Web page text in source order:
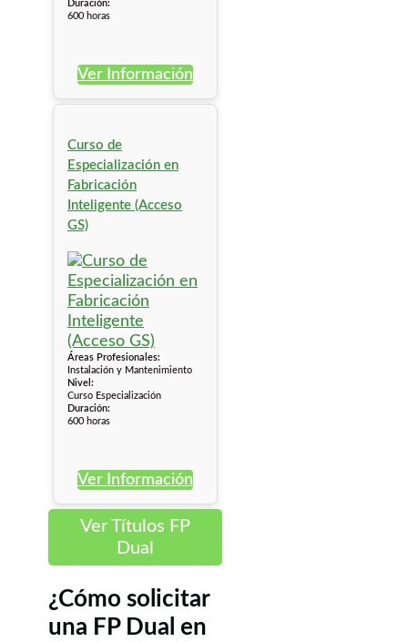
Duración:
600 horas
Ver Información
Curso de
Especialización en
Fabricación
Inteligente (Acceso
GS)
Áreas Profesionales:
Instalación y Mantenimiento
Nivel:
Curso Especialización
Duración:
600 horas
Ver Información
Ver Títulos FP
Dual
¿Cómo solicitar
una FP Dual en